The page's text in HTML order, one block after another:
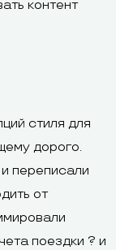
контент
стиля для
дорого.
переписали
от
поездки ? и